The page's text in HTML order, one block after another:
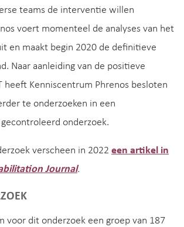
teams de interventie willen
voert momenteel de analyses van het
en maakt begin 2020 de definitieve
Naar aanleiding van de positieve
heeft Kenniscentrum Phrenos besloten
te onderzoeken in een
onderzoek.
verscheen in 2022 een artikel in
Journal.
voor dit onderzoek een groep van 187